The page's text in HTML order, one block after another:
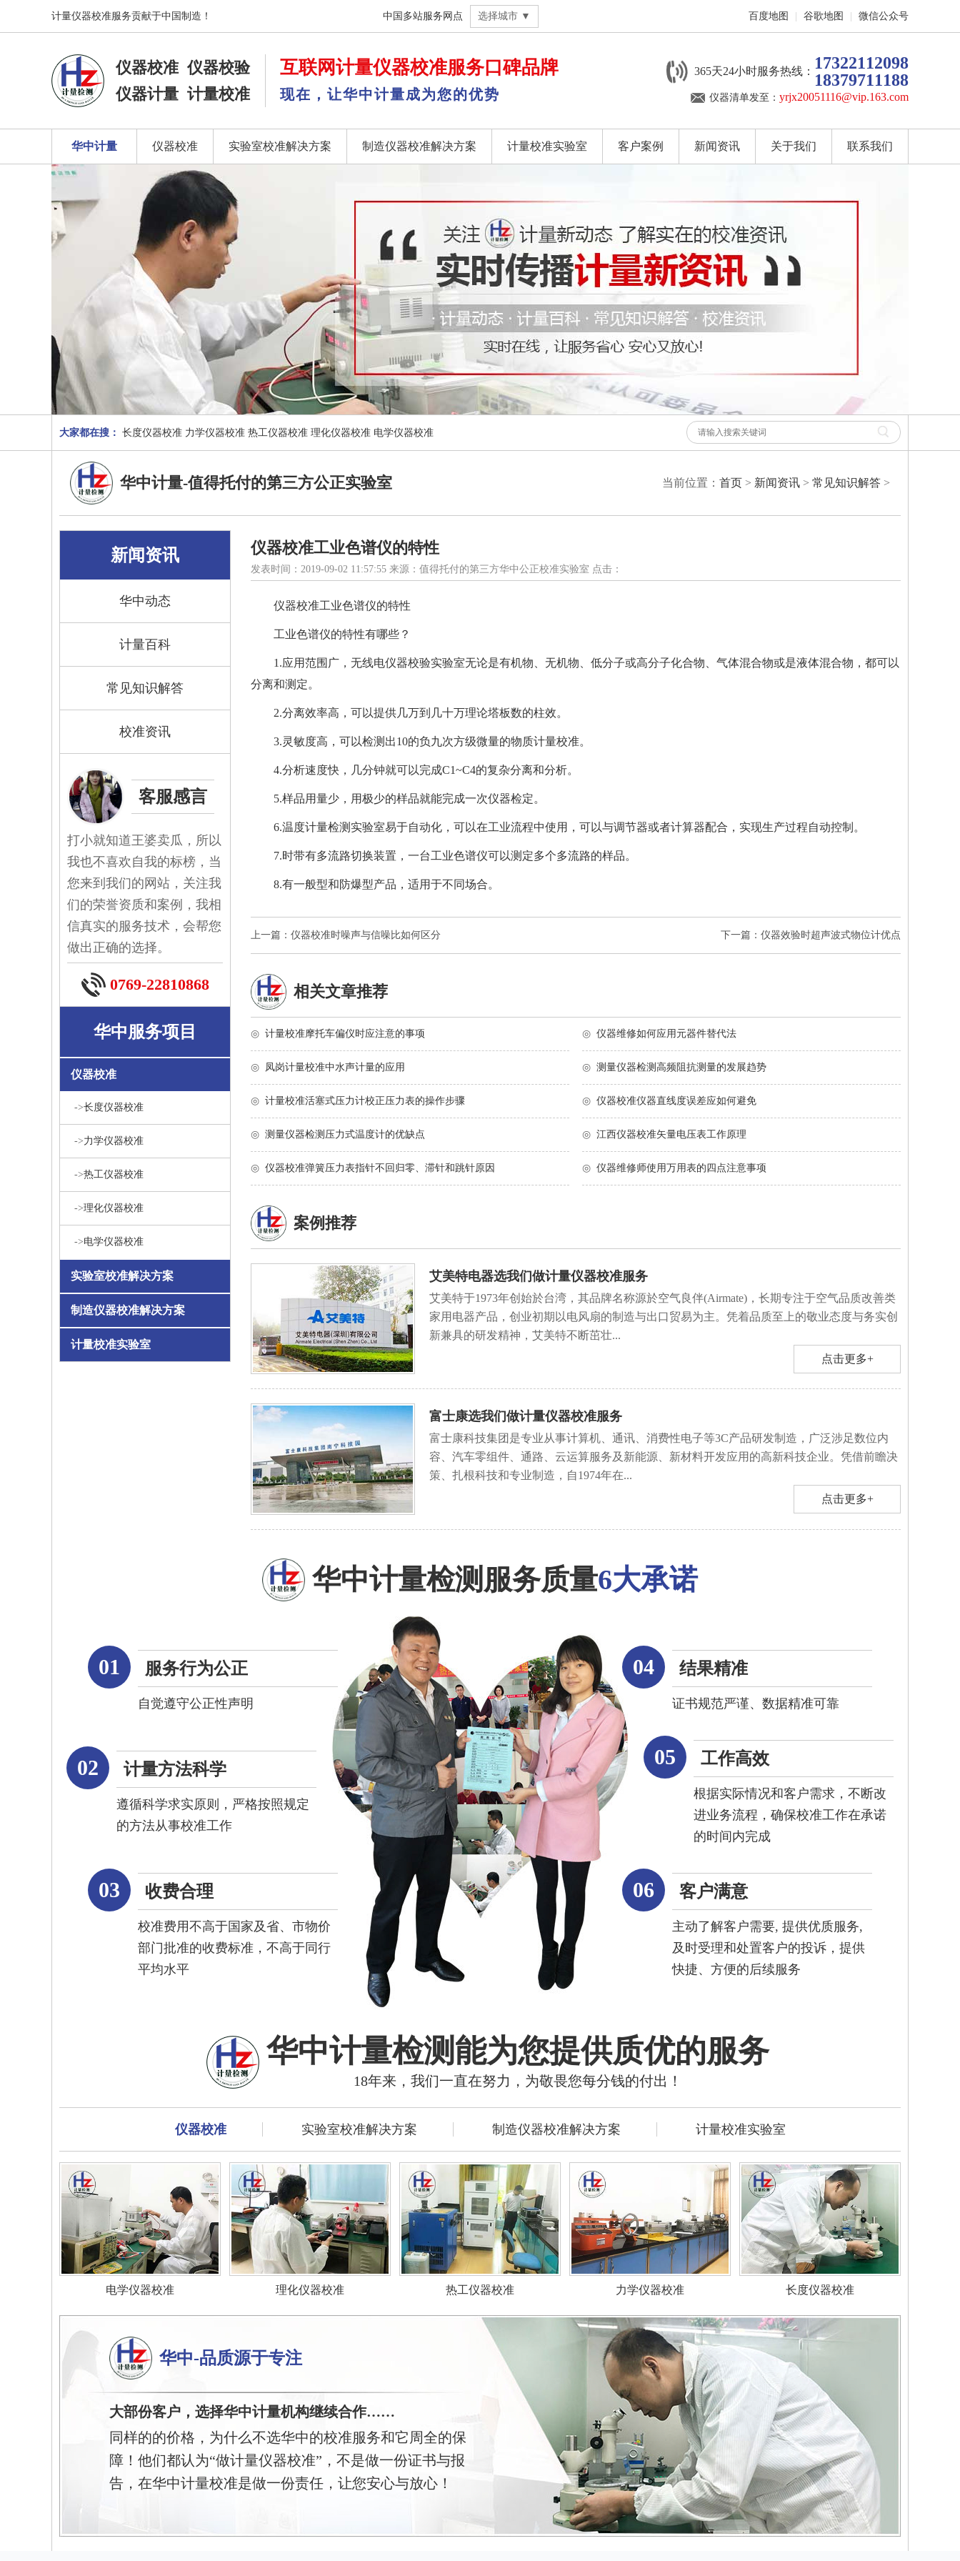
计量仪器校准服务贡献于中国制造！ 中国多站服务网点 选择城市 ▼ 百度地图 谷歌地图 微信公众号
仪器校准 仪器校验
仪器计量 计量校准
互联网计量仪器校准服务口碑品牌
现在，让华中计量成为您的优势
365天24小时服务热线： 17322112098
18379711188
仪器清单发至： yrjx20051116@vip.163.com
华中计量 仪器校准 实验室校准解决方案 制造仪器校准解决方案 计量校准实验室 客户案例 新闻资讯 关于我们 联系我们
大家都在搜： 长度仪器校准 力学仪器校准 热工仪器校准 理化仪器校准 电学仪器校准
当前位置： 首页 > 新闻资讯 > 常见知识解答 >
华中计量-值得托付的第三方公正实验室
新闻资讯
华中动态
计量百科
常见知识解答
校准资讯
客服感言
打小就知道王婆卖瓜，所以
我也不喜欢自我的标榜，当
您来到我们的网站，关注我
们的荣誉资质和案例，我相
信真实的服务技术，会帮您
做出正确的选择。
0769-22810868
华中服务项目
仪器校准
->长度仪器校准
->力学仪器校准
->热工仪器校准
->理化仪器校准
->电学仪器校准
实验室校准解决方案
制造仪器校准解决方案
计量校准实验室
仪器校准工业色谱仪的特性
发表时间：2019-09-02 11:57:55 来源：值得托付的第三方华中公正校准实验室 点击：
仪器校准工业色谱仪的特性
工业色谱仪的特性有哪些？
1.应用范围广， 无线电仪器校验实验室无论是有机物、无机物、低分子或高分子化合物、气体混合物或是液体混合物，都可以
分离和测定。
2.分离效率高，可以提供几万到几十万理论塔板数的柱效。
3.灵敏度高，可以检测出10的负九次方级微量的物质计量校准。
4.分析速度快，几分钟就可以完成C1~C4的复杂分离和分析。
5.样品用量少，用极少的样品就能完成一次仪器检定。
6.温度计量检测实验室易于自动化，可以在工业流程中使用，可以与调节器或者计算器配合，实现生产过程自动控制。
7.时带有多流路切换装置，一台工业色谱仪可以测定多个多流路的样品。
8.有一般型和防爆型产品，适用于不同场合。
下一篇：仪器效验时超声波式物位计优点
上一篇：仪器校准时噪声与信噪比如何区分
相关文章推荐
◎ 计量校准摩托车偏仪时应注意的事项 ◎ 仪器维修如何应用元器件替代法
◎ 凤岗计量校准中水声计量的应用 ◎ 测量仪器检测高频阻抗测量的发展趋势
◎ 计量校准活塞式压力计校正压力表的操作步骤 ◎ 仪器校准仪器直线度误差应如何避免
◎ 测量仪器检测压力式温度计的优缺点 ◎ 江西仪器校准矢量电压表工作原理
◎ 仪器校准弹簧压力表指针不回归零、滞针和跳针原因 ◎ 仪器维修师使用万用表的四点注意事项
案例推荐
艾美特电器选我们做计量仪器校准服务
艾美特于1973年创始於台湾，其品牌名称源於空气良伴(Airmate)，长期专注于空气品质改善类
家用电器产品，创业初期以电风扇的制造与出口贸易为主。凭着品质至上的敬业态度与务实创
新兼具的研发精神，艾美特不断茁壮...
点击更多+
富士康选我们做计量仪器校准服务
富士康科技集团是专业从事计算机、通讯、消费性电子等3C产品研发制造，广泛涉足数位内
容、汽车零组件、通路、云运算服务及新能源、新材料开发应用的高新科技企业。凭借前瞻决
策、扎根科技和专业制造，自1974年在...
点击更多+
华中计量检测服务质量6大承诺
01 服务行为公正
自觉遵守公正性声明
02 计量方法科学
遵循科学求实原则，严格按照规定
的方法从事校准工作
03 收费合理
校准费用不高于国家及省、市物价
部门批准的收费标准，不高于同行
平均水平
04 结果精准
证书规范严谨、数据精准可靠
05 工作高效
根据实际情况和客户需求，不断改
进业务流程，确保校准工作在承诺
的时间内完成
06 客户满意
主动了解客户需要, 提供优质服务,
及时受理和处置客户的投诉，提供
快捷、方便的后续服务
华中计量检测能为您提供质优的服务
18年来，我们一直在努力，为敬畏您每分钱的付出！
仪器校准 实验室校准解决方案 制造仪器校准解决方案 计量校准实验室
电学仪器校准 理化仪器校准 热工仪器校准 力学仪器校准 长度仪器校准
华中-品质源于专注
大部份客户，选择华中计量机构继续合作……
同样的的价格，为什么不选华中的校准服务和它周全的保
障！他们都认为“做计量仪器校准”，不是做一份证书与报
告，在华中计量校准是做一份责任，让您安心与放心！